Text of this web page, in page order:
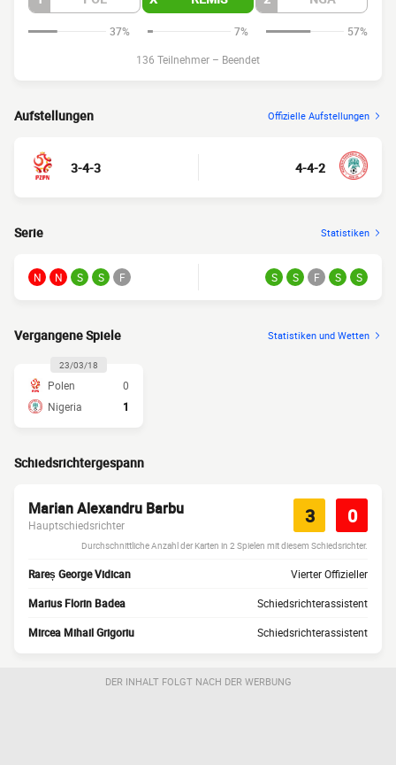
37% 7%
57%
136 Teilnehmer – Beendet
Aufstellungen Offizielle Aufstellungen
3-4-3 4-4-2
Serie Statistiken
N N S S F S S F S S
Vergangene Spiele Statistiken und Wetten
23/03/18
Polen
0
Nigeria
1
Schiedsrichtergespann
Marian Alexandru Barbu
Hauptschiedsrichter 3 0
Durchschnittliche Anzahl der Karten in 2 Spielen mit diesem Schiedsrichter.
Rareș George Vidican Vierter Offizieller
Marius Florin Badea Schiedsrichterassistent
Mircea Mihail Grigoriu Schiedsrichterassistent
DER INHALT FOLGT NACH DER WERBUNG